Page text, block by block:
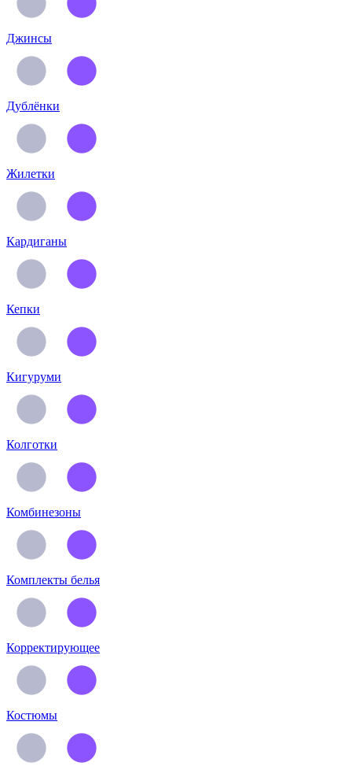
Джинсы
Дублёнки
Жилетки
Кардиганы
Кепки
Кигуруми
Колготки
Комбинезоны
Комплекты белья
Корректирующее
Костюмы